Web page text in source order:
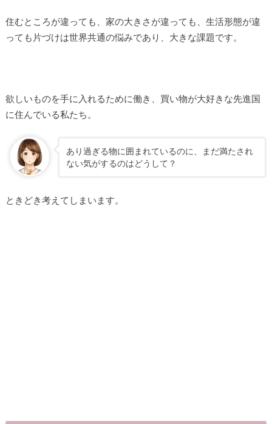
住むところが違っても、家の大きさが違っても、生活形態が違
っても片づけは世界共通の悩みであり、大きな課題です。
欲しいものを手に入れるために働き、買い物が大好きな先進国
に住んでいる私たち。
あり過ぎる物に囲まれているのに、まだ満たされ
ない気がするのはどうして？
ときどき考えてしまいます。